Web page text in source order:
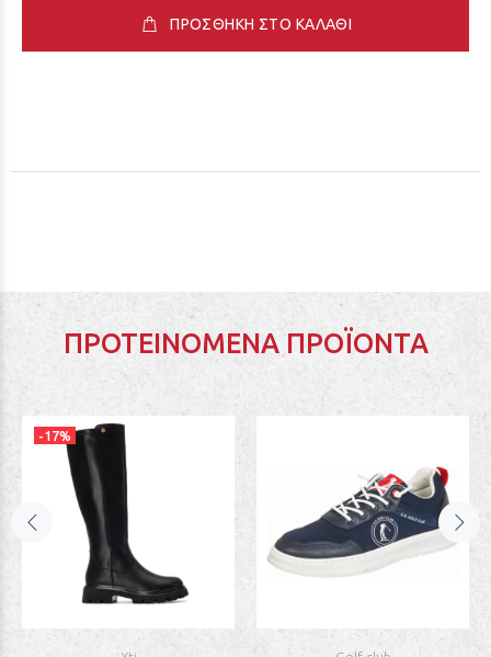
ΠΡΟΣΘΗΚΗ ΣΤΟ ΚΑΛΑΘΙ
ΠΡΟΤΕΙΝΌΜΕΝΑ ΠΡΟΪΌΝΤΑ
-17%